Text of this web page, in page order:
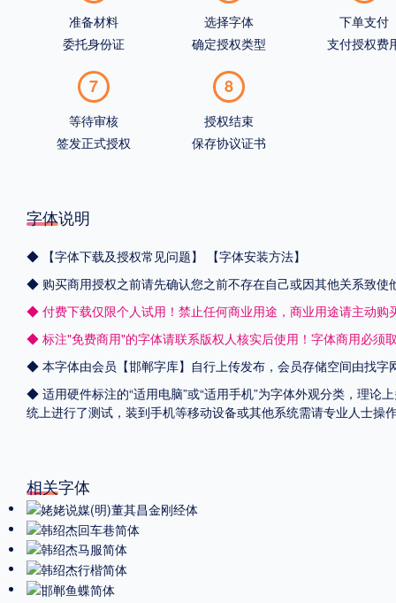
准备材料
委托身份证
选择字体
确定授权类型
下单支付
支付授权费
7
等待审核
签发正式授权
8
授权结束
保存协议证书
字体说明
◆ 【字体下载及授权常见问题】
【字体安装方法】
◆ 购买商用授权之前请先确认您之前不存在自己或因其他关系致使
◆ 付费下载仅限个人试用！禁止任何商业用途，商业用途请主动购
◆ 标注"免费商用"的字体请联系版权人核实后使用！字体商用必须
◆ 本字体由会员【邯郸字库】自行上传发布，会员存储空间由找
◆ 适用硬件标注的“适用电脑”或“适用手机”为字体外观分类，理论
统上进行了测试，装到手机等移动设备或其他系统需请专业人士
相关字体